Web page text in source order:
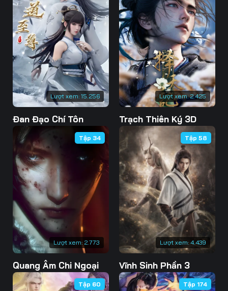
Lượt xem: 15.256
Đan Đạo Chí Tôn
Lượt xem:2.425
Trạch Thiên Ký 3D
Lượt xem: 2.773
Tập 34
Quang Âm Chi Ngoại
Lượt xem: 4.439
Tập 58
Vĩnh Sinh Phần 3
Tập 60 Tập 174